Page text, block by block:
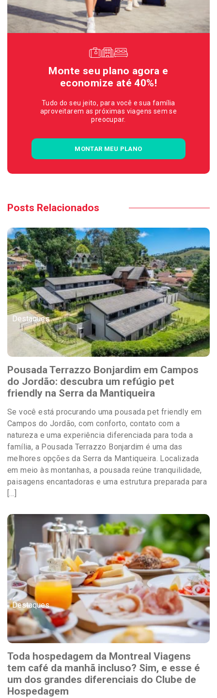
Monte seu plano agora e
economize até 40%!
Tudo do seu jeito, para você e sua família
aproveitarem as próximas viagens sem se
preocupar.
MONTAR MEU PLANO
Posts Relacionados
Destaques
Pousada Terrazzo Bonjardim em Campos
do Jordão: descubra um refúgio pet
friendly na Serra da Mantiqueira
Se você está procurando uma pousada pet friendly em
Campos do Jordão, com conforto, contato com a
natureza e uma experiência diferenciada para toda a
família, a Pousada Terrazzo Bonjardim é uma das
melhores opções da Serra da Mantiqueira. Localizada
em meio às montanhas, a pousada reúne tranquilidade,
paisagens encantadoras e uma estrutura preparada para
[…]
Destaques
Toda hospedagem da Montreal Viagens
tem café da manhã incluso? Sim, e esse é
um dos grandes diferenciais do Clube de
Hospedagem